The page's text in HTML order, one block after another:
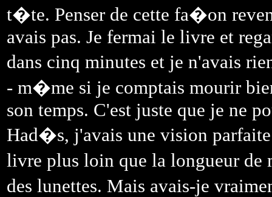
t�te. Penser de cette fa�on
avais pas. Je fermai le livre et
dans cinq minutes et je n'avais
- m�me si je comptais mourir
son temps. C'est juste que je ne
Had�s, j'avais une vision
livre plus loin que la longueur
des lunettes. Mais avais-je